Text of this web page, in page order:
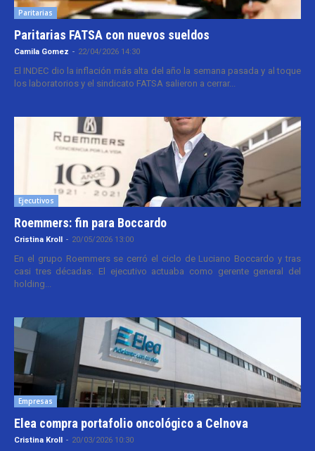
Paritarias
Paritarias FATSA con nuevos sueldos
Camila Gomez - 22/04/2026 14:30
El INDEC dio la inflación más alta del año la semana pasada y al toque
los laboratorios y el sindicato FATSA salieron a cerrar...
Ejecutivos
Roemmers: fin para Boccardo
Cristina Kroll - 20/05/2026 13:00
En el grupo Roemmers se cerró el ciclo de Luciano Boccardo y tras
casi tres décadas. El ejecutivo actuaba como gerente general del
holding...
Empresas
Elea compra portafolio oncológico a Celnova
Cristina Kroll - 20/03/2026 10:30